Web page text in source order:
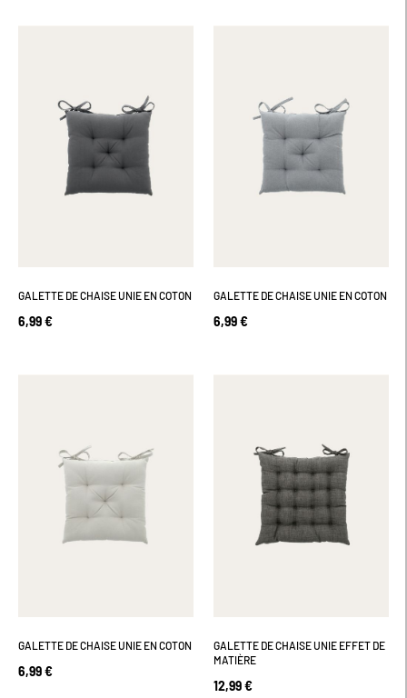
GALETTE DE CHAISE UNIE EN COTON
6,99 €
GALETTE DE CHAISE UNIE EN COTON
6,99 €
GALETTE DE CHAISE UNIE EN COTON
6,99 €
GALETTE DE CHAISE UNIE EFFET DE
MATIÈRE
12,99 €